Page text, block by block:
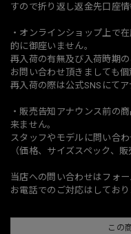
すので折り返し返金先口座情
・オンラインショップ上で
的に御座いません。
再入荷の有無及び入荷時期の
お問い合わせ頂きましても個
再入荷の際は公式SNSにてア
・販売告知アナウンス前の
来ません。
スタッフやモデルに問い合わ
（価格、サイズスペック、販
当店への問い合わせはフォ
お電話でのご対応はしており
この